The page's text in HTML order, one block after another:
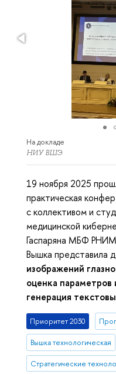
На докладе
НИУ ВШЭ
19 ноября 2025
практическая
с коллективом и
медицинской
Гаспаряна МБФ
Вышка представила
изображений
оценка параметров
генерация
Приоритет 2030
Вышка технологическая
Стратегические